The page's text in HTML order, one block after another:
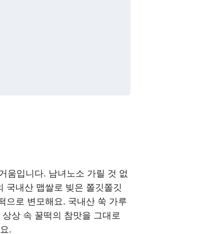
움입니다. 남녀노소 가릴 것 없
국내산 맵쌀로 빚은 쫄깃쫄깃
으로 변모해요. 국내산 쑥 가루
상 속 꿀떡의 참맛을 그대로
.